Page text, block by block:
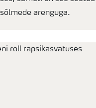
arenguga.